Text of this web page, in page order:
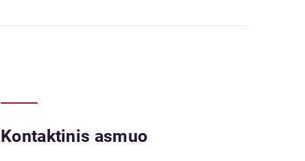
Kontaktinis asmuo